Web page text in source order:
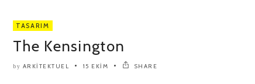
TASARIM
The Kensington
by ARKITEKTUEL 15 EKIM SHARE